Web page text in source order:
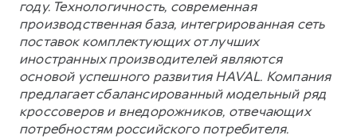
году. Технологичность, современная
производственная база, интегрированная сеть
поставок комплектующих от лучших
иностранных производителей являются
основой успешного развития HAVAL. Компания
предлагает сбалансированный модельный ряд
кроссоверов и внедорожников, отвечающих
потребностям российского потребителя.